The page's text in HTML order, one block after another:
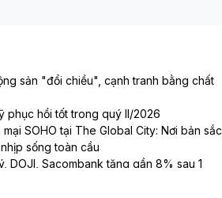
sản "đổi chiều", cạnh tranh bằng chất
phục hồi tốt trong quý II/2026
SOHO tại The Global City: Nơi bản sắc
sống toàn cầu
DOJI, Sacombank tăng gần 8% sau 1